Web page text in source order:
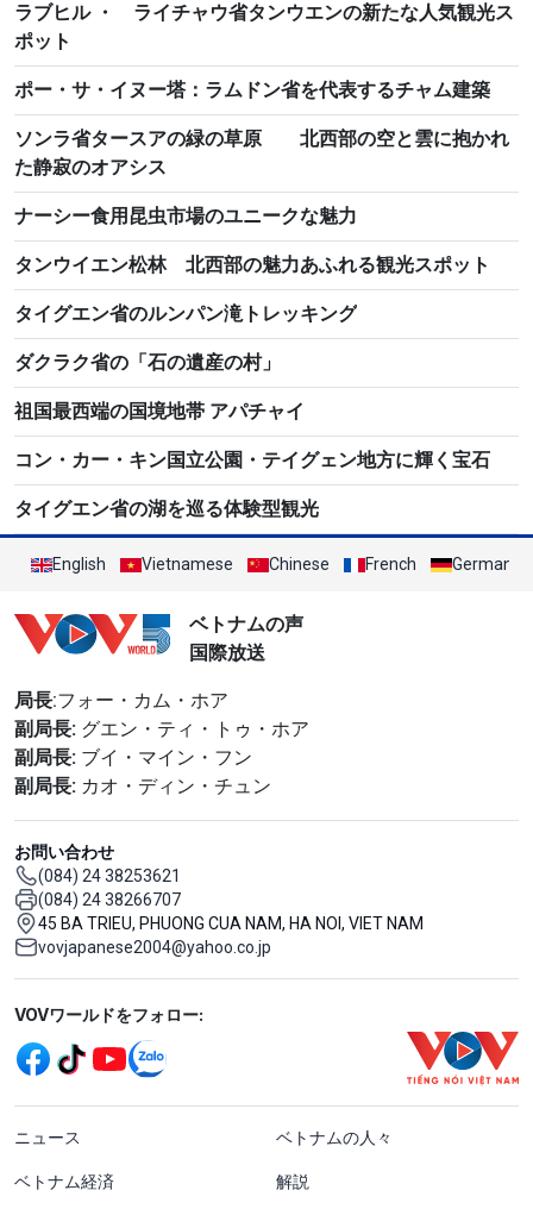
ラブヒル ・ ライチャウ省タンウエンの新たな人気観光ス
ポット
ポー・サ・イヌー塔：ラムドン省を代表するチャム建築
ソンラ省タースアの緑の草原 北西部の空と雲に抱かれ
た静寂のオアシス
ナーシー食用昆虫市場のユニークな魅力
タンウイエン松林 北西部の魅力あふれる観光スポット
タイグエン省のルンパン滝トレッキング
ダクラク省の「石の遺産の村」
祖国最西端の国境地帯 アパチャイ
コン・カー・キン国立公園・テイグェン地方に輝く宝石
タイグエン省の湖を巡る体験型観光
English Vietnamese Chinese French German
ベトナムの声
国際放送
局長:フォー・カム・ホア
副局長: グエン・ティ・トゥ・ホア
副局長: ブイ・マイン・フン
副局長: カオ・ディン・チュン
お問い合わせ
(084) 24 38253621
(084) 24 38266707
45 BA TRIEU, PHUONG CUA NAM, HA NOI, VIET NAM
vovjapanese2004@yahoo.co.jp
Mạng xã hội
VOVワールドをフォロー:
menu footer tiếng Nhật
ニュース ベトナムの人々
ベトナム経済 解説